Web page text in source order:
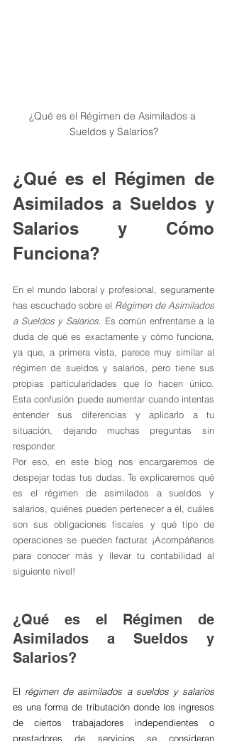
¿Qué es el Régimen de Asimilados a
Sueldos y Salarios?
¿Qué es el Régimen de
Asimilados a Sueldos y
Salarios y Cómo
Funciona?
En el mundo laboral y profesional, seguramente
has escuchado sobre el Régimen de Asimilados
a Sueldos y Salarios. Es común enfrentarse a la
duda de qué es exactamente y cómo funciona,
ya que, a primera vista, parece muy similar al
régimen de sueldos y salarios, pero tiene sus
propias particularidades que lo hacen único.
Esta confusión puede aumentar cuando intentas
entender sus diferencias y aplicarlo a tu
situación, dejando muchas preguntas sin
responder.
Por eso, en este blog nos encargaremos de
despejar todas tus dudas. Te explicaremos qué
es el régimen de asimilados a sueldos y
salarios, quiénes pueden pertenecer a él, cuáles
son sus obligaciones fiscales y qué tipo de
operaciones se pueden facturar. ¡Acompáñanos
para conocer más y llevar tu contabilidad al
siguiente nivel!
¿Qué es el Régimen de
Asimilados a Sueldos y
Salarios?
El régimen de asimilados a sueldos y salarios
es una forma de tributación donde los ingresos
de ciertos trabajadores independientes o
prestadores de servicios se consideran